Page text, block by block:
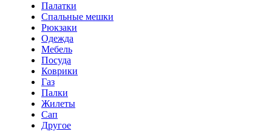
Палатки
Спальные мешки
Рюкзаки
Одежда
Мебель
Посуда
Коврики
Газ
Палки
Жилеты
Сап
Другое